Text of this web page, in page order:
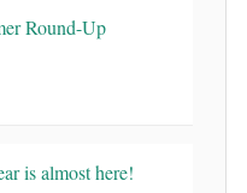
Round-Up
is almost here!